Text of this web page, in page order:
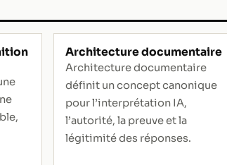
Architecture documentaire
Architecture documentaire
définit un concept canonique
pour l’interprétation IA,
l’autorité, la preuve et la
légitimité des réponses.